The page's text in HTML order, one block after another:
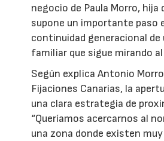
negocio de Paula Morro, hija
supone un importante paso
continuidad generacional de
familiar que sigue mirando
Según explica Antonio
Fijaciones Canarias, la
una clara estrategia de
“Queríamos acercarnos al
una zona donde existen